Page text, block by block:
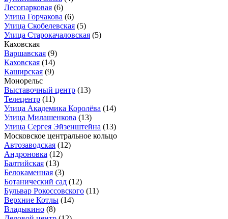
Лесопарковая (6)
Улица Горчакова (6)
Улица Скобелевская (5)
Улица Старокачаловская (5)
Каховская
Варшавская (9)
Каховская (14)
Каширская (9)
Монорельс
Выставочный центр (13)
Телецентр (11)
Улица Академика Королёва (14)
Улица Милашенкова (13)
Улица Сергея Эйзенштейна (13)
Московское центральное кольцо
Автозаводская (12)
Андроновка (12)
Балтийская (13)
Белокаменная (3)
Ботанический сад (12)
Бульвар Рокоссовского (11)
Верхние Котлы (14)
Владыкино (8)